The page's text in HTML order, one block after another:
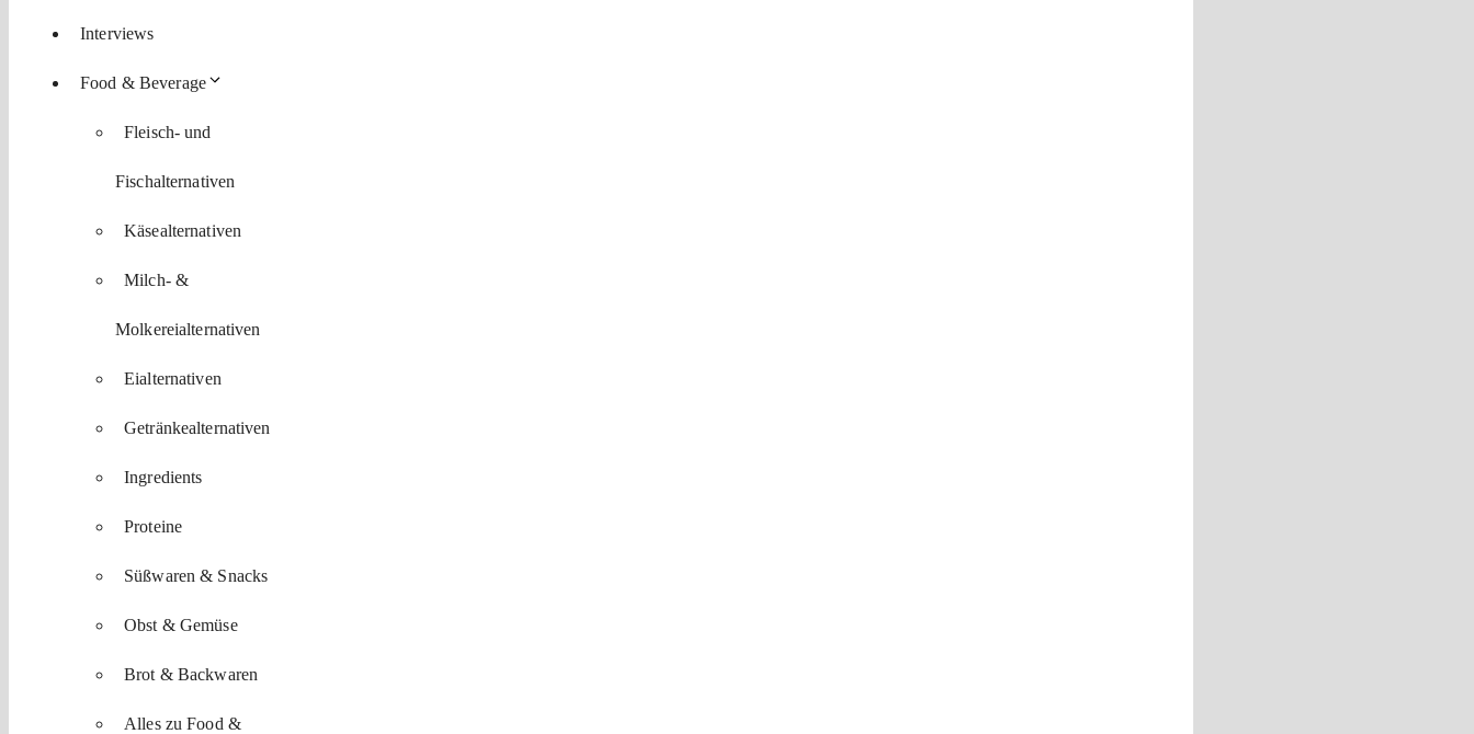
Interviews
Food & Beverage
Fleisch- und
Fischalternativen
Käsealternativen
Milch- &
Molkereialternativen
Eialternativen
Getränkealternativen
Ingredients
Proteine
Süßwaren & Snacks
Obst & Gemüse
Brot & Backwaren
Alles zu Food &